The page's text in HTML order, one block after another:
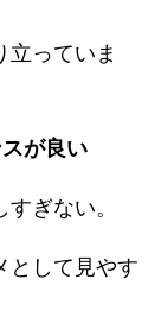
立っていま
が良い
ぎない。
として見やす